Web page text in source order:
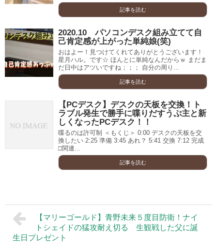
記事を読む
2020.10 パソコンデスク組み立てて自
己肯定感が上がった単純娘(笑)
おはよー！見つけてくれてありがとうございます！
星月ハル。です☆ ほんとに単純なんだからｗ まだま
だ日中はアツいですね；；； 自分の周り...
記事を読む
【PCデスク】デスクの天板を交換！ト
ラブル発生で勝手に喋りだすうぷ主と新
しくなったPCデスク！！
喋るのは許可制 ＜もくじ＞ 0:00 デスクの天板を交
換したい 2:25 準備 3:45 あれ？ 5:41 交換 7:12 完成
□関連...
記事を読む
【マリーゴールド】青野未来５度目防衛！ナイ
トシェイドの猛攻耐え切る 生観戦した父に誕
生日プレゼント